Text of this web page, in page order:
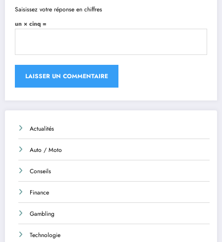
Saisissez votre réponse en chiffres
un × cinq =
Actualités
Auto / Moto
Conseils
Finance
Gambling
Technologie